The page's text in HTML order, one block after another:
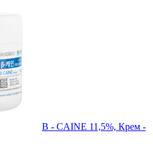
B - CAINE 11,5%, Крем -